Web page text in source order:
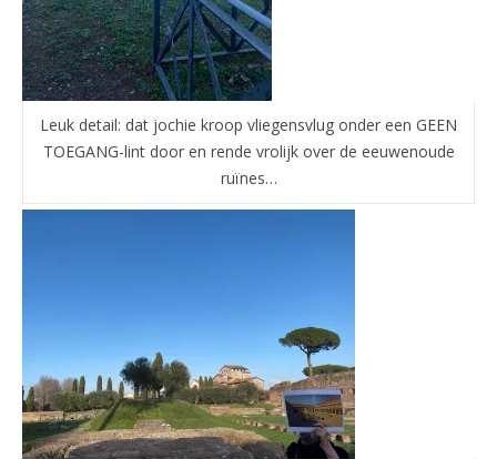
Leuk detail: dat jochie kroop vliegensvlug onder een GEEN
TOEGANG-lint door en rende vrolijk over de eeuwenoude
ruïnes…